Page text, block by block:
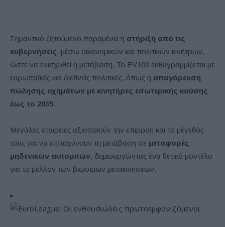
Σημαντικό ζητούμενο παραμένει η στήριξη από τις
κυβερνήσεις , μέσω οικονομικών και πολιτικών κινήτρων,
ώστε να ενισχυθεί η μετάβαση. Το EV100 ευθυγραμμίζεται με
ευρωπαϊκές και διεθνείς πολιτικές, όπως η απαγόρευση
πώλησης οχημάτων με κινητήρες εσωτερικής καύσης
έως το 2035.
Μεγάλες εταιρείες αξιοποιούν την επιρροή και το μέγεθός
τους για να επιταχύνουν τη μετάβαση σε μεταφορές
μηδενικών εκπομπών, δημιουργώντας ένα θετικό μοντέλο
για το μέλλον των βιώσιμων μετακινήσεων.